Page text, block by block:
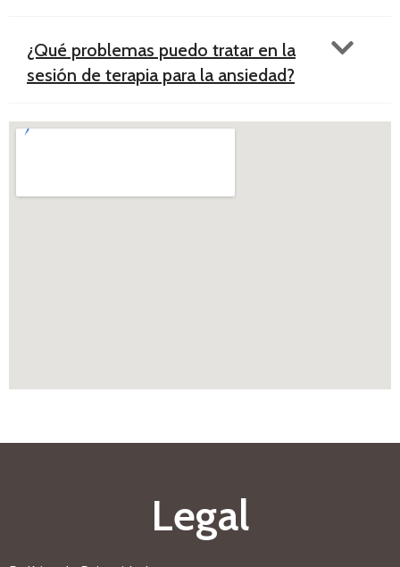
¿Qué problemas puedo tratar en la
sesión de terapia para la ansiedad?
Legal